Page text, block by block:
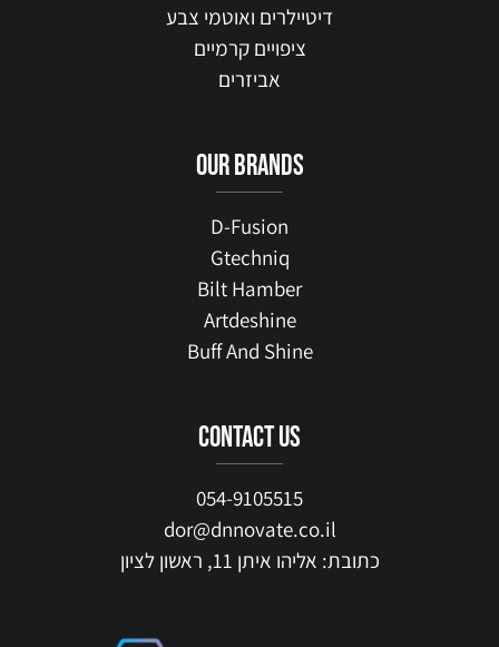
דיטיילרים ואוטמי צבע
ציפויים קרמיים
אביזרים
our brands
D-Fusion
Gtechniq
Bilt Hamber
Artdeshine
Buff And Shine
contact us
054-9105515
dor@dnnovate.co.il
כתובת: אליהו איתן 11, ראשון לציון